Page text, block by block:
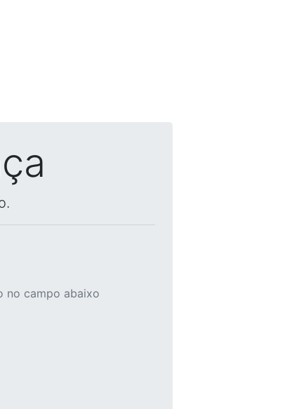
no campo abaixo